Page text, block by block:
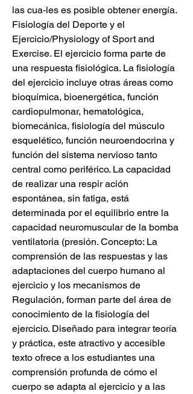
las cua-les es posible obtener energía.
Fisiología del Deporte y el
Ejercicio/Physiology of Sport and
Exercise. El ejercicio forma parte de
una respuesta fisiológica. La fisiología
del ejercicio incluye otras áreas como
bioquímica, bioenergética, función
cardiopulmonar, hematológica,
biomecánica, fisiología del músculo
esquelético, función neuroendocrina y
función del sistema nervioso tanto
central como periférico. La capacidad
de realizar una respir ación
espontánea, sin fatiga, está
determinada por el equilibrio entre la
capacidad neuromuscular de la bomba
ventilatoria (presión. Concepto: La
comprensión de las respuestas y las
adaptaciones del cuerpo humano al
ejercicio y los mecanismos de
Regulación, forman parte del área de
conocimiento de la fisiología del
ejercicio. Diseñado para integrar teoría
y práctica, este atractivo y accesible
texto ofrece a los estudiantes una
comprensión profunda de cómo el
cuerpo se adapta al ejercicio y a las